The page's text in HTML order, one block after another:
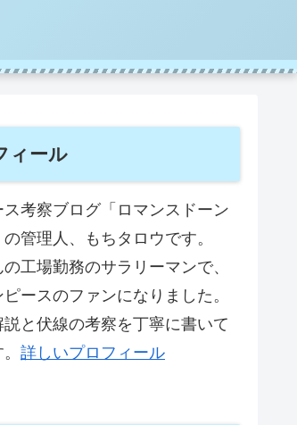
ィール
ス考察ブログ「ロマンスドーン
管理人、もちタロウです。
工場勤務のサラリーマンで、
ースのファンになりました。
と伏線の考察を丁寧に書いて
詳しいプロフィール